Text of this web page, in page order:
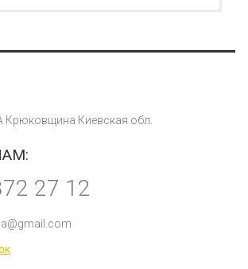
Крюковщина Киевская обл.
27 12